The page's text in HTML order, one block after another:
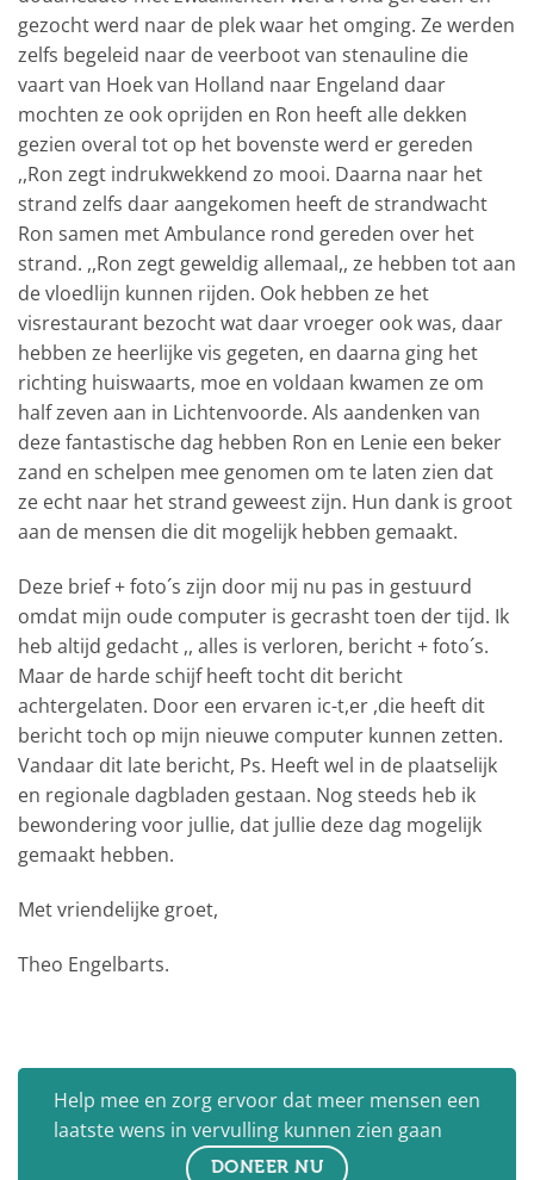
gezocht werd naar de plek waar het omging. Ze werden
zelfs begeleid naar de veerboot van stenauline die
vaart van Hoek van Holland naar Engeland daar
mochten ze ook oprijden en Ron heeft alle dekken
gezien overal tot op het bovenste werd er gereden
,,Ron zegt indrukwekkend zo mooi. Daarna naar het
strand zelfs daar aangekomen heeft de strandwacht
Ron samen met Ambulance rond gereden over het
strand. ,,Ron zegt geweldig allemaal,, ze hebben tot aan
de vloedlijn kunnen rijden. Ook hebben ze het
visrestaurant bezocht wat daar vroeger ook was, daar
hebben ze heerlijke vis gegeten, en daarna ging het
richting huiswaarts, moe en voldaan kwamen ze om
half zeven aan in Lichtenvoorde. Als aandenken van
deze fantastische dag hebben Ron en Lenie een beker
zand en schelpen mee genomen om te laten zien dat
ze echt naar het strand geweest zijn. Hun dank is groot
aan de mensen die dit mogelijk hebben gemaakt.
Deze brief + foto´s zijn door mij nu pas in gestuurd
omdat mijn oude computer is gecrasht toen der tijd. Ik
heb altijd gedacht ,, alles is verloren, bericht + foto´s.
Maar de harde schijf heeft tocht dit bericht
achtergelaten. Door een ervaren ic-t,er ,die heeft dit
bericht toch op mijn nieuwe computer kunnen zetten.
Vandaar dit late bericht, Ps. Heeft wel in de plaatselijk
en regionale dagbladen gestaan. Nog steeds heb ik
bewondering voor jullie, dat jullie deze dag mogelijk
gemaakt hebben.
Met vriendelijke groet,
Theo Engelbarts.
Help mee en zorg ervoor dat meer mensen een
laatste wens in vervulling kunnen zien gaan
DONEER NU